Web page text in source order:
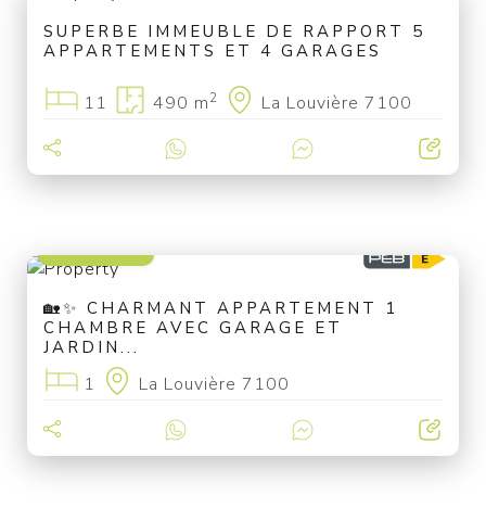
SUPERBE IMMEUBLE DE RAPPORT 5
APPARTEMENTS ET 4 GARAGES
11 490 m2 La Louvière 7100
🏡✨ CHARMANT APPARTEMENT 1
CHAMBRE AVEC GARAGE ET
JARDIN...
1 La Louvière 7100